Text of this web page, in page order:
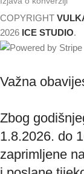
COPYRIGHT
2026 ICE STUDIO.
Važna
Zbog
1.8.2026. do
zaprimljene